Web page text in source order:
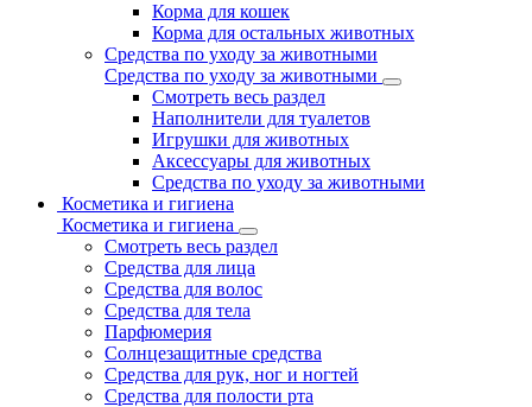
Корма для кошек
Корма для остальных животных
Средства по уходу за животными
Средства по уходу за животными
Смотреть весь раздел
Наполнители для туалетов
Игрушки для животных
Аксессуары для животных
Средства по уходу за животными
Косметика и гигиена
Косметика и гигиена
Смотреть весь раздел
Средства для лица
Средства для волос
Средства для тела
Парфюмерия
Солнцезащитные средства
Средства для рук, ног и ногтей
Средства для полости рта